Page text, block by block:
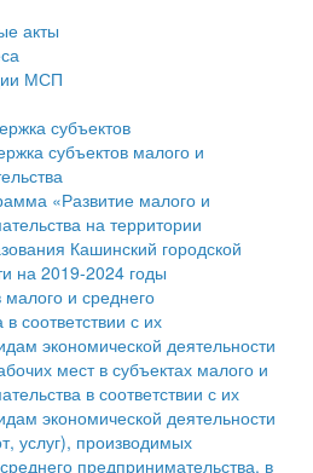
области
муниципального округа
граждан
регламентов
ранее учтенных
субъектов малого и
субъектов малого и
акты
МСП
субъектов
субъектов малого и
«Развитие малого и
на территории
Кашинский городской
на 2019-2024 годы
малого и среднего
соответствии с их
экономической деятельности
мест в субъектах малого и
в соответствии с их
экономической деятельности
услуг), производимых
предпринимательства, в